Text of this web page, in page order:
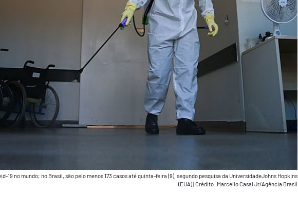
19 no mundo; no Brasil, são pelo menos 173 casos até quinta-feira (9), segundo pesquisa da UniversidadeJohns Hopkins
(EUA)|Crédito: Marcello Casal Jr/Agência Brasil